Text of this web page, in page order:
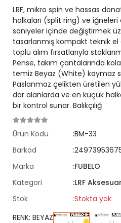
LRF, mikro spin ve hassas
halkaları (split ring) ve
saniyeler içinde değiştirmek
tasarlanmış kompakt teknik
toplu alım fırsatlarıyla
Pense, takım çantalarında
temiz Beyaz (White) kaymaz
Paslanmaz çelikten üretilen
dar alanlarda ve en küçük
bir kontrol sunar. Balıkçılığ
Ürün Kodu
:BM-33
Barkod
Marka
:FUBELO
Kategori
:LRF
Stok
:Stokta yok
RENK: BEYAZ